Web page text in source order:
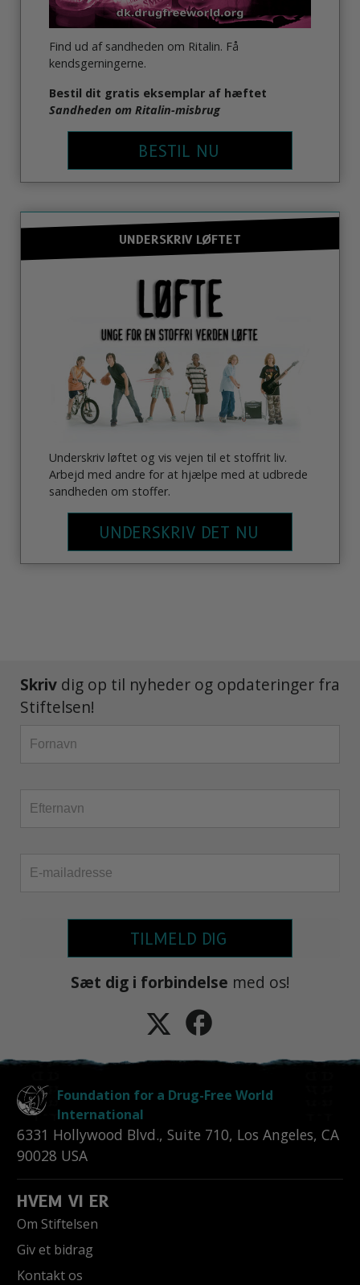
Find ud af sandheden om Ritalin. Få
kendsgerningerne.
Bestil dit gratis eksemplar af hæftet
Sandheden om Ritalin-misbrug
BESTIL NU
UNDERSKRIV LØFTET
Underskriv løftet og vis vejen til et stoffrit liv.
Arbejd med andre for at hjælpe med at udbrede
sandheden om stoffer.
UNDERSKRIV DET NU
Skriv dig op til nyheder og opdateringer fra
Stiftelsen!
TILMELD DIG
Sæt dig i forbindelse med os!
Foundation for a Drug-Free World
International
6331 Hollywood Blvd., Suite 710, Los Angeles, CA
90028 USA
HVEM VI ER
Om Stiftelsen
Giv et bidrag
Kontakt os